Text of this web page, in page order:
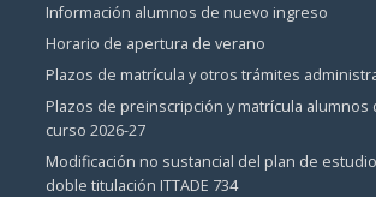
Información alumnos de nuevo ingreso
Horario de apertura de verano
Plazos de matrícula y otros trámites
Plazos de preinscripción y matrícula
curso 2026-27
Modificación no sustancial del plan de
doble titulación ITTADE 734